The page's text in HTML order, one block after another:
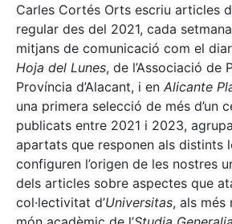
Carles Cortés Orts escriu articles
regular des del 2021, cada
mitjans de comunicació com el
Hoja del Lunes, de l’Associació de
Província d’Alacant, i en Alicante
una primera selecció de més d’un
publicats entre 2021 i 2023,
apartats que responen als distints
configuren l’origen de les nostres
dels articles sobre aspectes que
col·lectivitat d’Universitas, als més